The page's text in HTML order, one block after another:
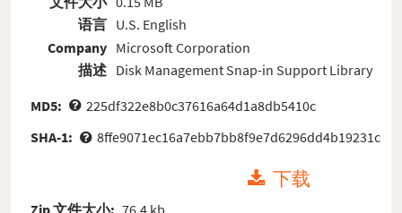
语言
Company
描述
U.S. English
Microsoft Corporation
Disk Management Snap-in Support Library
MD5:
225df322e8b0c37616a64d1a8db5410c
SHA-1:
8ffe9071ec16a7ebb7bb8f9e7d6296dd4b19231c
下载